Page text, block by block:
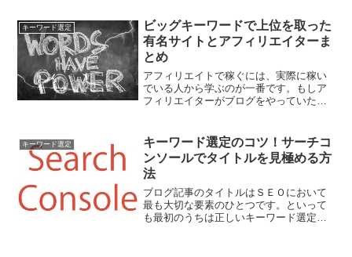
順を紹介します。
キーワード選定
ビッグキーワードで上位を取った
有名サイトとアフィリエイターま
とめ
アフィリエイトで稼ぐには、実際に稼い
でいる人から学ぶのが一番です。もしア
フィリエイターがブログをやっていたら
らのサイトを検証してみましょう。そこ
にはきっと答えがあるはず...
キーワード選定
キーワード選定のコツ！サーチコ
ンソールでタイトルを見極める方
法
ブログ記事のタイトルはＳＥＯにおいて
最も大切な要素のひとつです。といって
も最初のうちは正しいキーワード選定が